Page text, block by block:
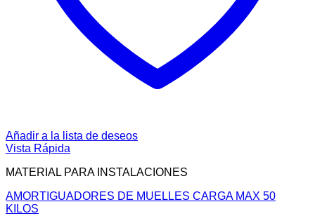
Añadir a la lista de deseos
Vista Rápida
MATERIAL PARA INSTALACIONES
AMORTIGUADORES DE MUELLES CARGA MAX 50
KILOS